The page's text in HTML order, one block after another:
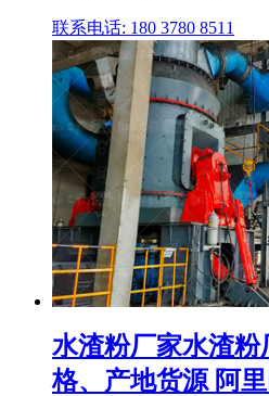
联系电话: 180 3780 8511
水渣粉厂家水渣
格、产地货源 阿